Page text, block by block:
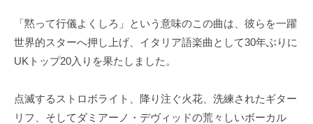
「黙って行儀よくしろ」という意味のこの曲は、彼らを一躍
世界的スターへ押し上げ、イタリア語楽曲として30年ぶりに
UKトップ20入りを果たしました。
点滅するストロボライト、降り注ぐ火花、洗練されたギター
リフ、そしてダミアーノ・デヴィッドの荒々しいボーカル